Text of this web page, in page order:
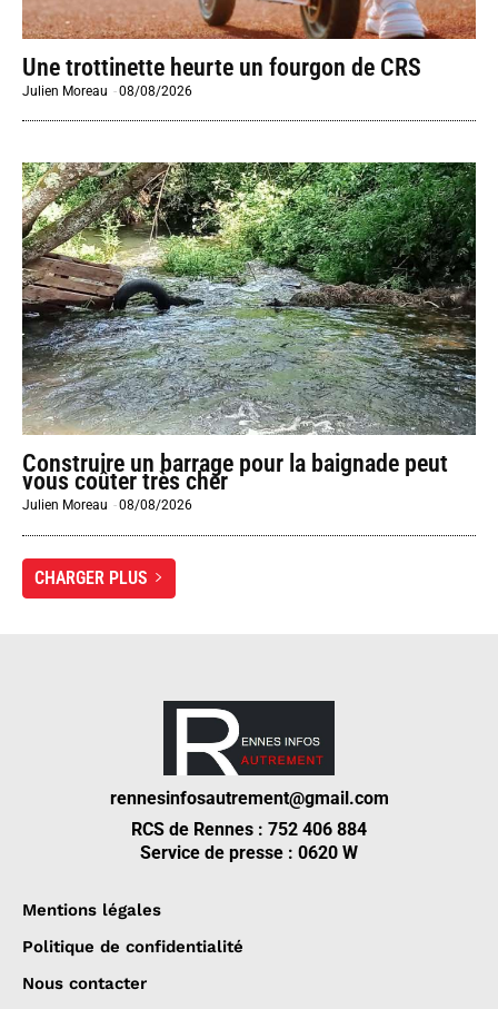
Une trottinette heurte un fourgon de CRS
Julien Moreau -08/08/2026
Construire un barrage pour la baignade peut
vous coûter très cher
Julien Moreau -08/08/2026
CHARGER PLUS
rennesinfosautrement@gmail.com
RCS de Rennes : 752 406 884
Service de presse : 0620 W
Mentions légales
Politique de confidentialité
Nous contacter